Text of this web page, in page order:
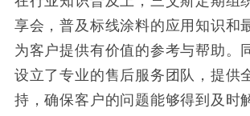
享会，普及标线涂料的应用知识和
为客户提供有价值的参考与帮助。
设立了专业的售后服务团队，提供
持，确保客户的问题能够得到及时